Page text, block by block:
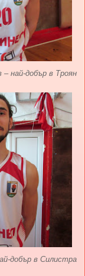
– най-добър в Троян
добър в Силистра